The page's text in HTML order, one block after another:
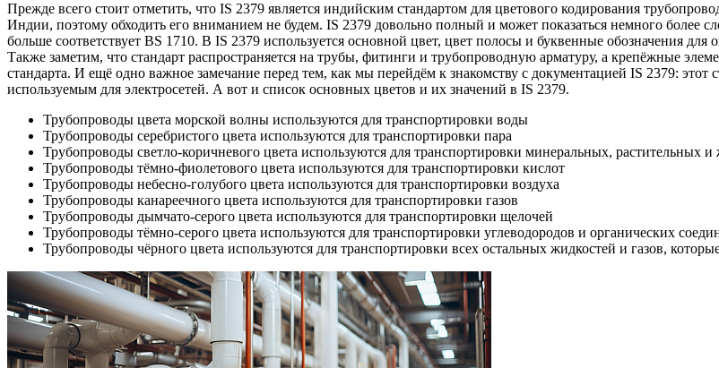
Прежде всего стоит отметить, что IS 2379 является индийским стандартом для цветового кодирования
Индии, поэтому обходить его вниманием не будем. IS 2379 довольно полный и может показаться немного
больше соответствует BS 1710. В IS 2379 используется основной цвет, цвет полосы и буквенные обозначения
Также заметим, что стандарт распространяется на трубы, фитинги и трубопроводную арматуру, а крепёжные
стандарта. И ещё одно важное замечание перед тем, как мы перейдём к знакомству с документацией IS 2379:
используемым для электросетей. А вот и список основных цветов и их значений в IS 2379.
Трубопроводы цвета морской волны используются для транспортировки воды
Трубопроводы серебристого цвета используются для транспортировки пара
Трубопроводы светло-коричневого цвета используются для транспортировки минеральных, растительных
Трубопроводы тёмно-фиолетового цвета используются для транспортировки кислот
Трубопроводы небесно-голубого цвета используются для транспортировки воздуха
Трубопроводы канареечного цвета используются для транспортировки газов
Трубопроводы дымчато-серого цвета используются для транспортировки щелочей
Трубопроводы тёмно-серого цвета используются для транспортировки углеводородов и органических
Трубопроводы чёрного цвета используются для транспортировки всех остальных жидкостей и газов,